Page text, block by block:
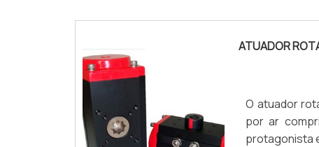
ATUADOR
O atuador
por ar
protagonista